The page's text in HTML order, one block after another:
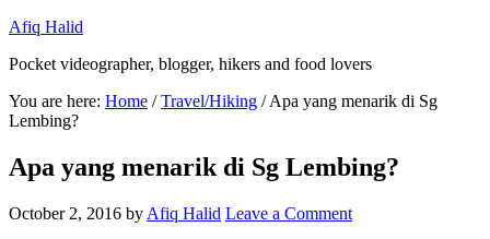
Afiq Halid
Pocket videographer, blogger, hikers and food lovers
You are here: Home / Travel/Hiking /Apa yang menarik di Sg
Lembing?
Apa yang menarik di Sg Lembing?
October 2, 2016 by Afiq Halid Leave a Comment